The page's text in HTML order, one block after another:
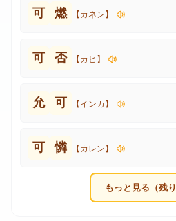
可 燃 【カネン】
可 否 【カヒ】
允 可 【インカ】
可 憐 【カレン】
もっと見る（残り